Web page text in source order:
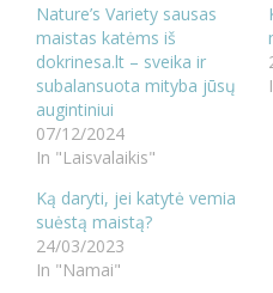
Nature’s Variety sausas
maistas katėms iš
dokrinesa.lt – sveika ir
subalansuota mityba jūsų
augintiniui
07/12/2024
In "Laisvalaikis"
Ką daryti, jei katytė vemia
suėstą maistą?
24/03/2023
In "Namai"